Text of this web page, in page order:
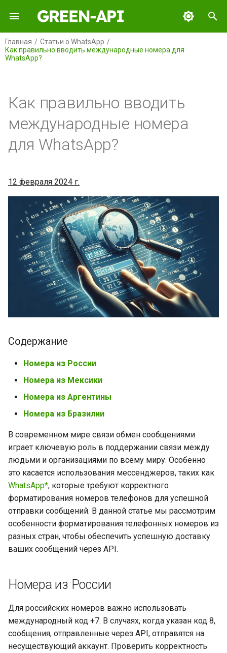
И
н
и
а
л
з
а
к
Главная
Статьи о WhatsApp
Как правильно вводить международные номера для
WhatsApp?
GREEN-API: GPT
GREEN-API: MAX
Номера из Мексики
Номера из Аргентины
Как правильно вводить
международные номера
для WhatsApp?
12 февраля 2024 г.
Содержание
Номера из России
Номера из Мексики
Номера из Аргентины
Номера из Бразилии
В современном мире связи обмен сообщениями
играет ключевую роль в поддержании связи между
людьми и организациями по всему миру. Особенно
это касается использования мессенджеров, таких как
WhatsApp*, которые требуют корректного
форматирования номеров телефонов для успешной
отправки сообщений. В данной статье мы рассмотрим
особенности форматирования телефонных номеров из
разных стран, чтобы обеспечить успешную доставку
ваших сообщений через API.
Номера из России
Для российских номеров важно использовать
международный код +7. В случаях, когда указан код 8,
сообщения, отправленные через API, отправятся на
несуществующий аккаунт. Проверить корректность